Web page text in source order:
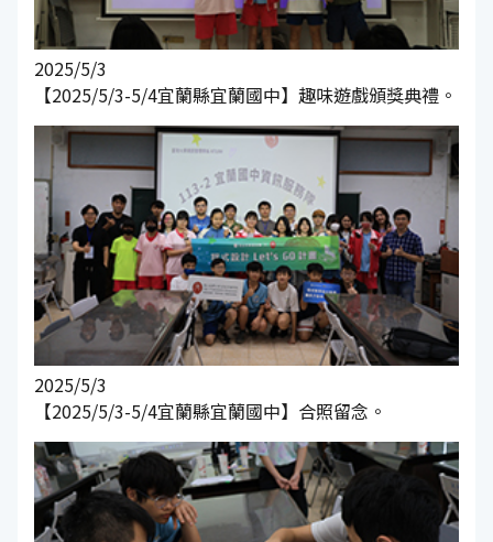
2025/5/3
【2025/5/3-5/4宜蘭縣宜蘭國中】趣味遊戲頒獎典禮。
2025/5/3
【2025/5/3-5/4宜蘭縣宜蘭國中】合照留念。